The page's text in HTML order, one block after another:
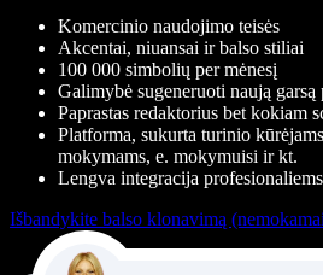
Komercinio naudojimo teisės
Akcentai, niuansai ir balso stiliai
100 000 simbolių per mėnesį
Galimybė sugeneruoti naują garsą
Paprastas redaktorius bet kokiam
Platforma, sukurta turinio
mokymams, e. mokymuisi ir kt.
Lengva integracija
Išbandykite balso klonavimą